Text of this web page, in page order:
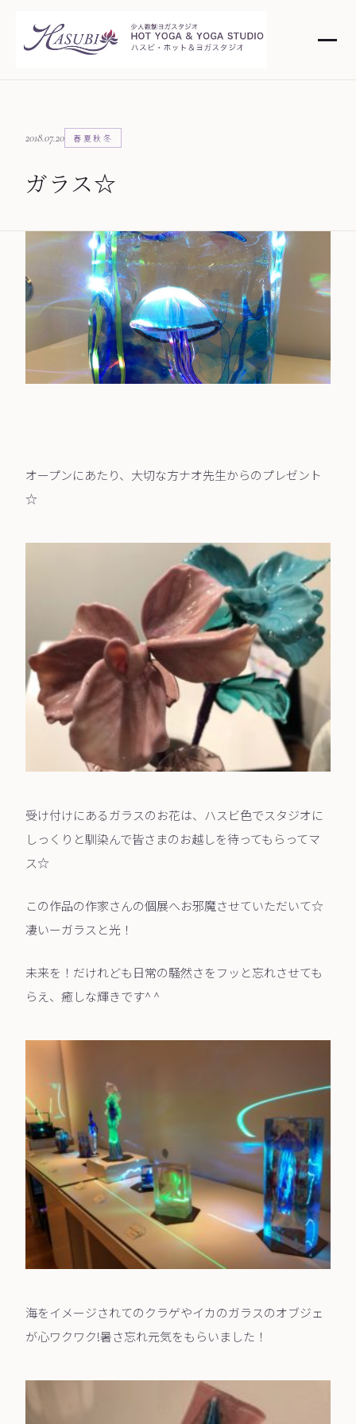
2018.07.20 春夏秋冬
ガラス☆
オープンにあたり、大切な方ナオ先生からのプレゼント
☆
受け付けにあるガラスのお花は、ハスビ色でスタジオに
しっくりと馴染んで皆さまのお越しを待ってもらってマ
ス☆
この作品の作家さんの個展へお邪魔させていただいて☆
凄いーガラスと光！
未来を！だけれども日常の騒然さをフッと忘れさせても
らえ、癒しな輝きです^ ^
海をイメージされてのクラゲやイカのガラスのオブジェ
が心ワクワク!暑さ忘れ元気をもらいました ！